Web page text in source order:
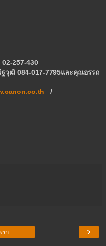
257-430
วุฒิ 084-017-7795และคุณอรรถ
/
›
รก